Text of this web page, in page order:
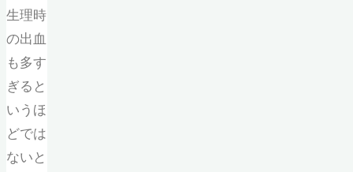
生理時
の出血
も多す
ぎると
いうほ
どでは
ないと